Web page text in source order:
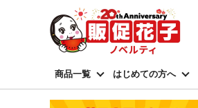
商品一覧 はじめての方へ